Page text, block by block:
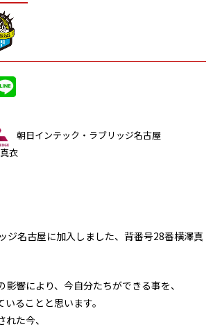
朝日インテック・ラブリッジ名古屋
衣
ジ名古屋に加入しました、背番号28番横澤真
響により、今自分たちができる事を、
ることと思います。
た今、